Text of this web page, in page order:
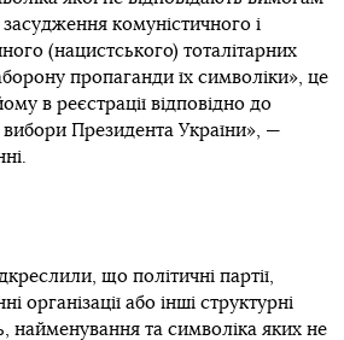
комуністичного і
(нацистського) тоталітарних
пропаганди їх символіки», це
в реєстрації відповідно до
Президента України», —
що політичні партії,
організації або інші структурні
найменування та символіка яких не